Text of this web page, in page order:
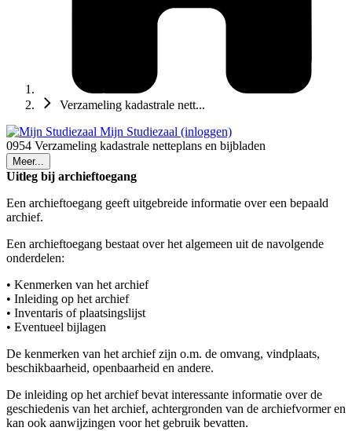
Verzameling kadastrale nett...
Mijn Studiezaal (inloggen)
0954 Verzameling kadastrale netteplans en bijbladen
Meer...
Uitleg bij archieftoegang
Een archieftoegang geeft uitgebreide informatie over een bepaald
archief.
Een archieftoegang bestaat over het algemeen uit de navolgende
onderdelen:
• Kenmerken van het archief
• Inleiding op het archief
• Inventaris of plaatsingslijst
• Eventueel bijlagen
De kenmerken van het archief zijn o.m. de omvang, vindplaats,
beschikbaarheid, openbaarheid en andere.
De inleiding op het archief bevat interessante informatie over de
geschiedenis van het archief, achtergronden van de archiefvormer en
kan ook aanwijzingen voor het gebruik bevatten.